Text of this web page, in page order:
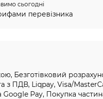
сьогодні
перевізника
Безготівковий
з ПДВ, Liqpay, Visa/
Google Pay, Покупка